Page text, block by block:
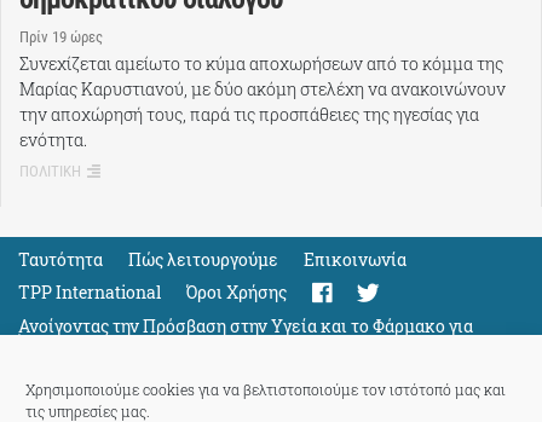
Χρησιμοποιούμε cookies για να βελτιστοποιούμε τον ιστότοπό μας και
τις υπηρεσίες μας.
Πρίν 19 ώρες
Συνεχίζεται αμείωτο το κύμα αποχωρήσεων από το κόμμα της
Μαρίας Καρυστιανού, με δύο ακόμη στελέχη να ανακοινώνουν
την αποχώρησή τους, παρά τις προσπάθειες της ηγεσίας για
ενότητα.
ΠΟΛΙΤΙΚΗ
Ταυτότητα Πώς λειτουργούμε
Eπικοινωνία
TPP International
Όροι Χρήσης
Ανοίγοντας την Πρόσβαση στην Υγεία και το Φάρμακο για
Όλους
Support